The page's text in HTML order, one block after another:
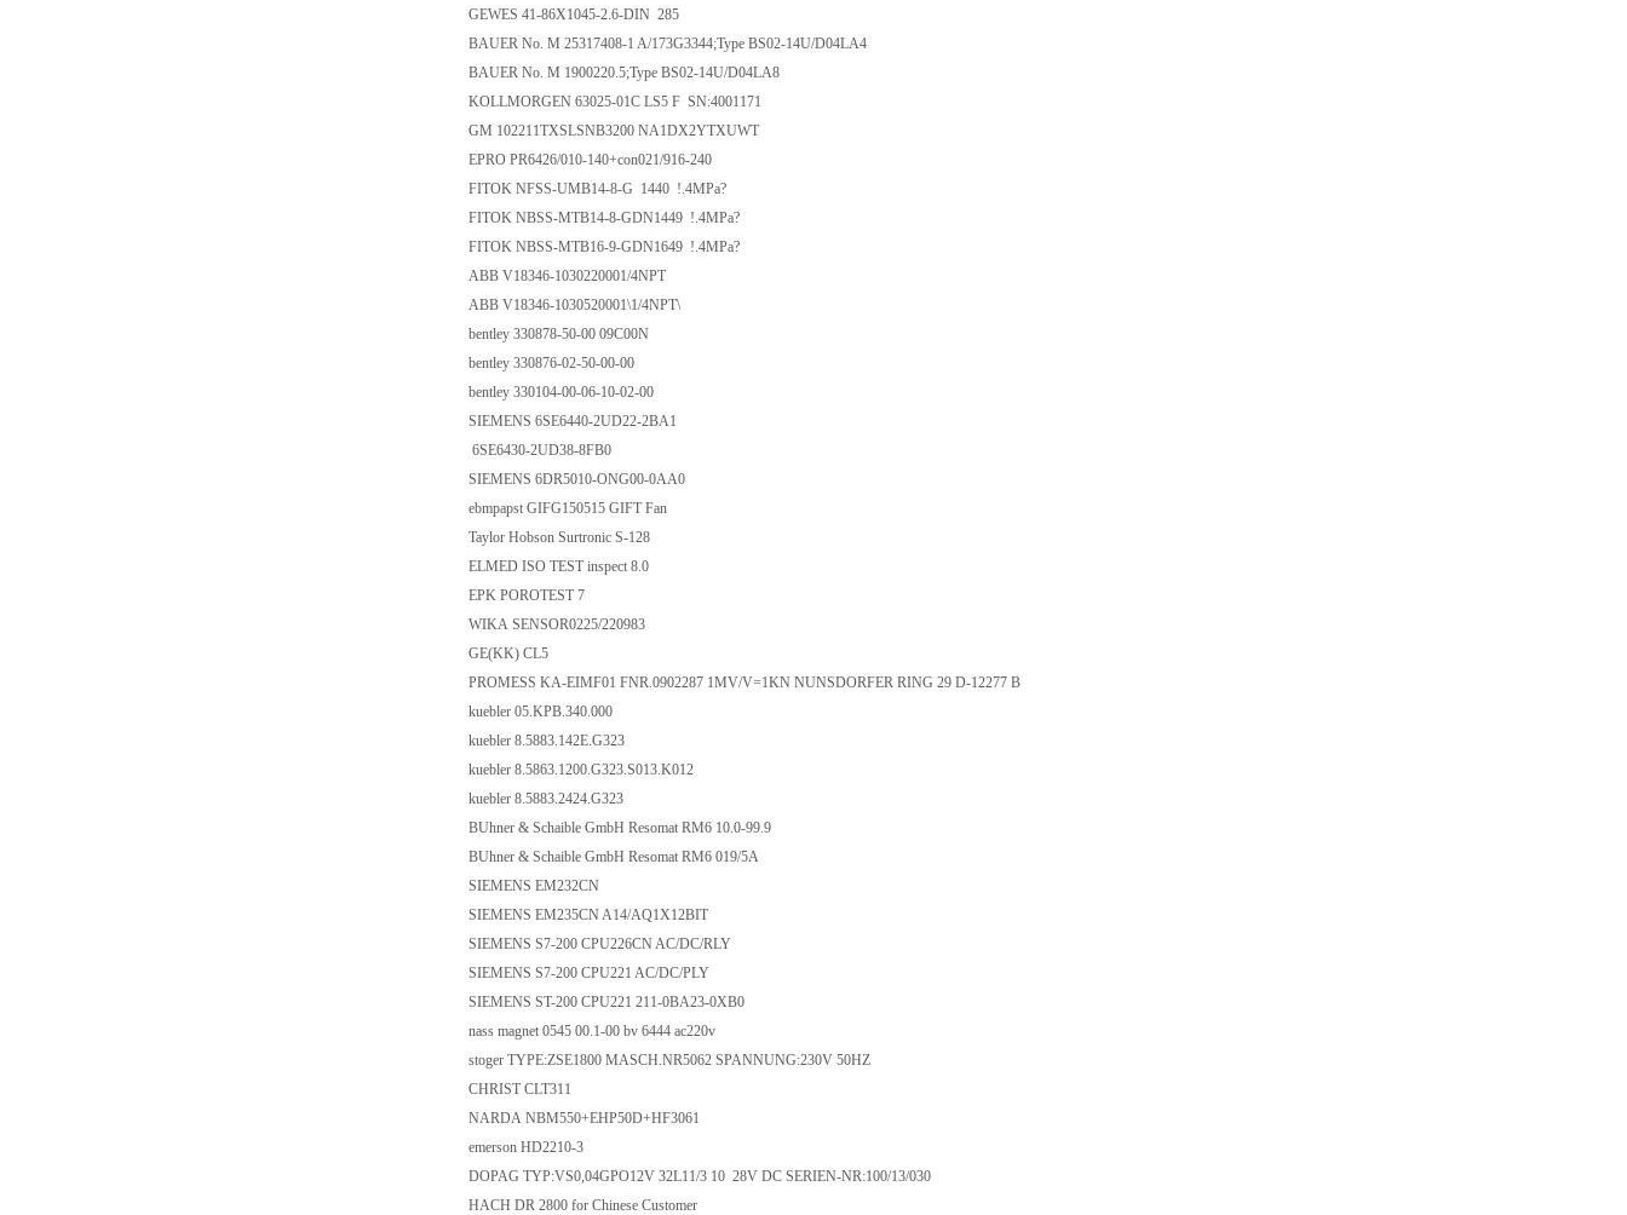
GEWES 41-86X1045-2.6-DIN 285
BAUER No. M 25317408-1 A/173G3344;Type BS02-14U/D04LA4
BAUER No. M 1900220.5;Type BS02-14U/D04LA8
KOLLMORGEN 63025-01C LS5 F SN:4001171
GM 102211TXSLSNB3200 NA1DX2YTXUWT
EPRO PR6426/010-140+con021/916-240
FITOK NFSS-UMB14-8-G 1440 !.4MPa?
FITOK NBSS-MTB14-8-GDN1449 !.4MPa?
FITOK NBSS-MTB16-9-GDN1649 !.4MPa?
ABB V18346-1030220001/4NPT
ABB V18346-1030520001\1/4NPT\
bentley 330878-50-00 09C00N
bentley 330876-02-50-00-00
bentley 330104-00-06-10-02-00
SIEMENS 6SE6440-2UD22-2BA1
6SE6430-2UD38-8FB0
SIEMENS 6DR5010-ONG00-0AA0
ebmpapst GIFG150515 GIFT Fan
Taylor Hobson Surtronic S-128
ELMED ISO TEST inspect 8.0
EPK POROTEST 7
WIKA SENSOR0225/220983
GE(KK) CL5
PROMESS KA-EIMF01 FNR.0902287 1MV/V=1KN NUNSDORFER RING 29 D-12277 B
kuebler 05.KPB.340.000
kuebler 8.5883.142E.G323
kuebler 8.5863.1200.G323.S013.K012
kuebler 8.5883.2424.G323
BUhner & Schaible GmbH Resomat RM6 10.0-99.9
BUhner & Schaible GmbH Resomat RM6 019/5A
SIEMENS EM232CN
SIEMENS EM235CN A14/AQ1X12BIT
SIEMENS S7-200 CPU226CN AC/DC/RLY
SIEMENS S7-200 CPU221 AC/DC/PLY
SIEMENS ST-200 CPU221 211-0BA23-0XB0
nass magnet 0545 00.1-00 bv 6444 ac220v
stoger TYPE:ZSE1800 MASCH.NR5062 SPANNUNG:230V 50HZ
CHRIST CLT311
NARDA NBM550+EHP50D+HF3061
emerson HD2210-3
DOPAG TYP:VS0,04GPO12V 32L11/3 10 28V DC SERIEN-NR:100/13/030
HACH DR 2800 for Chinese Customer